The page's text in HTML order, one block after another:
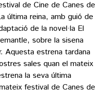
de Cine de Canes de
última reina, amb guió de
de la novel·la El
sobre la sisena
Aquesta estrena tardana
sales quan el mateix
la seva última
festival de Canes de